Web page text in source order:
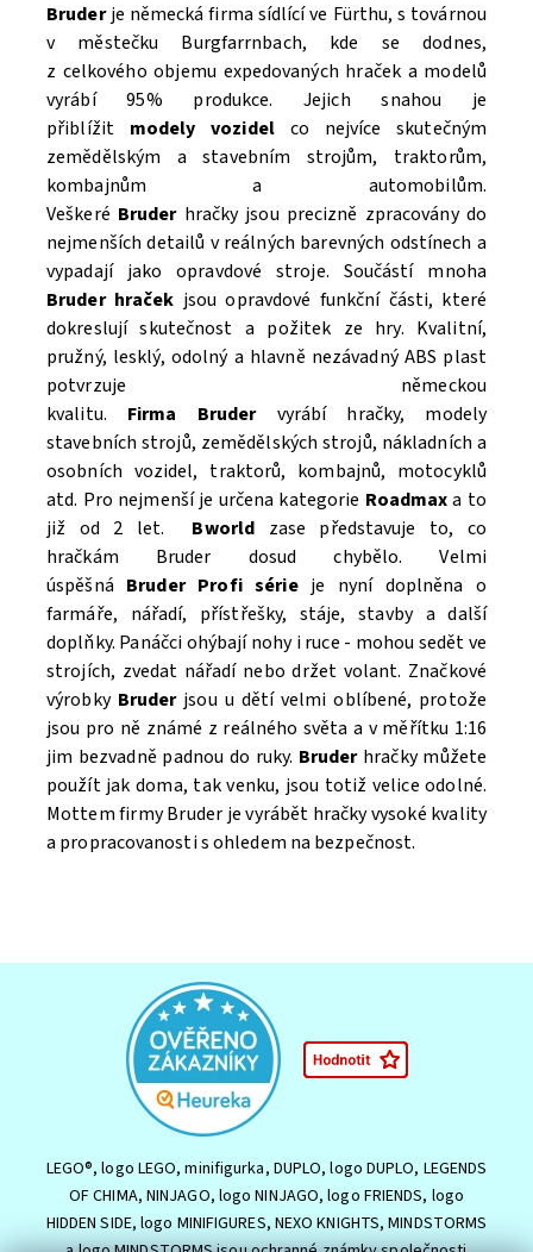
Souhlasím seZpracováním osobních údajů.
Bruderje německá firma sídlící ve Fürthu, s továrnou
v městečku Burgfarrnbach, kde se dodnes,
z celkového objemu expedovaných hraček a modelů
vyrábí 95% produkce. Jejich snahou je
přiblížit modely vozidelco nejvíce skutečným
zemědělským a stavebním strojům, traktorům,
kombajnům a automobilům.
Veškeré Bruder hračky jsou precizně zpracovány do
nejmenších detailů v reálných barevných odstínech a
vypadají jako opravdové stroje. Součástí mnoha
Bruder hraček jsou opravdové funkční části, které
dokreslují skutečnost a požitek ze hry. Kvalitní,
pružný, lesklý, odolný a hlavně nezávadný ABS plast
potvrzuje německou
kvalitu. Firma Brudervyrábí hračky, modely
stavebních strojů, zemědělských strojů, nákladních a
osobních vozidel, traktorů, kombajnů, motocyklů
atd. Pro nejmenší je určena kategorie Roadmaxa to
již od 2 let. Bworld zase představuje to, co
hračkám Bruder dosud chybělo. Velmi
úspěšná Bruder Profi sérieje nyní doplněna o
farmáře, nářadí, přístřešky, stáje, stavby a další
doplňky. Panáčci ohýbají nohy i ruce - mohou sedět ve
strojích, zvedat nářadí nebo držet volant. Značkové
výrobky Bruder jsou u dětí velmi oblíbené, protože
jsou pro ně známé z reálného světa a v měřítku 1:16
jim bezvadně padnou do ruky. Bruder hračky můžete
použít jak doma, tak venku, jsou totiž velice odolné.
Mottem firmy Bruder je vyrábět hračky vysoké kvality
a propracovanosti s ohledem na bezpečnost.
LEGO®, logo LEGO, minifigurka, DUPLO, logo DUPLO, LEGENDS
OF CHIMA, NINJAGO, logo NINJAGO, logo FRIENDS, logo
HIDDEN SIDE, logo MINIFIGURES, NEXO KNIGHTS, MINDSTORMS